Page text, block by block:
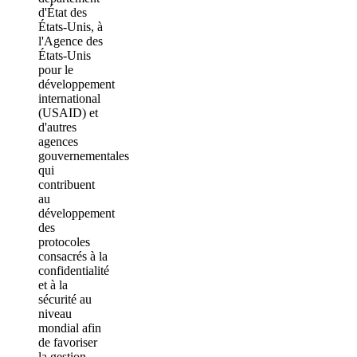
d'État des
États-Unis, à
l'Agence des
États-Unis
pour le
développement
international
(USAID) et
d'autres
agences
gouvernementales
qui
contribuent
au
développement
des
protocoles
consacrés à la
confidentialité
et à la
sécurité au
niveau
mondial afin
de favoriser